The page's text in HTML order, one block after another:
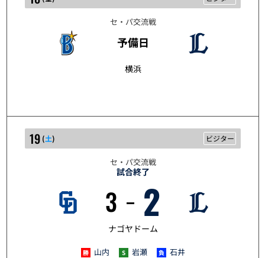
5/18
セ・パ交流戦
予備日
横浜
5/19
19 (土) ビジター
セ・パ交流戦
試合終了
3 2
ナゴヤドーム
山内 岩瀬 石井